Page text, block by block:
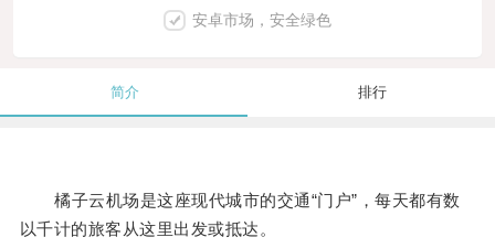
安卓市场，安全绿色
简介 排行
橘子云机场是这座现代城市的交通“门户”，每天都有数
以千计的旅客从这里出发或抵达。